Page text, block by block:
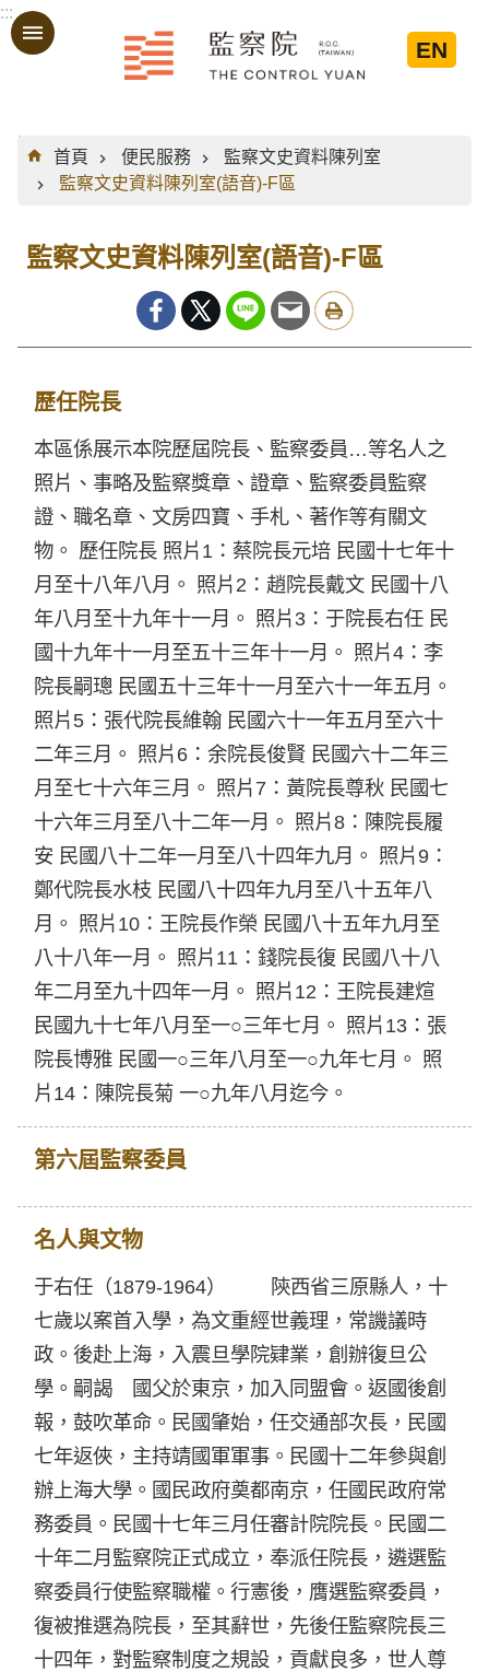
跳到主要內容區塊
:::
EN
:::
首頁
便民服務
監察文史資料陳列室
監察文史資料陳列室(語音)-F區
監察文史資料陳列室(語音)-F區
歷任院長
本區係展示本院歷屆院長、監察委員…等名人之
照片、事略及監察獎章、證章、監察委員監察
證、職名章、文房四寶、手札、著作等有關文
物。 歷任院長 照片1：蔡院長元培 民國十七年十
月至十八年八月。 照片2：趙院長戴文 民國十八
年八月至十九年十一月。 照片3：于院長右任 民
國十九年十一月至五十三年十一月。 照片4：李
院長嗣璁 民國五十三年十一月至六十一年五月。
照片5：張代院長維翰 民國六十一年五月至六十
二年三月。 照片6：余院長俊賢 民國六十二年三
月至七十六年三月。 照片7：黃院長尊秋 民國七
十六年三月至八十二年一月。 照片8：陳院長履
安 民國八十二年一月至八十四年九月。 照片9：
鄭代院長水枝 民國八十四年九月至八十五年八
月。 照片10：王院長作榮 民國八十五年九月至
八十八年一月。 照片11：錢院長復 民國八十八
年二月至九十四年一月。 照片12：王院長建煊
民國九十七年八月至一○三年七月。 照片13：張
院長博雅 民國一○三年八月至一○九年七月。 照
片14：陳院長菊 一○九年八月迄今。
第六屆監察委員
名人與文物
于右任（1879-1964） 陝西省三原縣人，十
七歲以案首入學，為文重經世義理，常譏議時
政。後赴上海，入震旦學院肄業，創辦復旦公
學。嗣謁 國父於東京，加入同盟會。返國後創
報，鼓吹革命。民國肇始，任交通部次長，民國
七年返俠，主持靖國軍軍事。民國十二年參與創
辦上海大學。國民政府奠都南京，任國民政府常
務委員。民國十七年三月任審計院院長。民國二
十年二月監察院正式成立，奉派任院長，遴選監
察委員行使監察職權。行憲後，膺選監察委員，
復被推選為院長，至其辭世，先後任監察院長三
十四年，對監察制度之規設，貢獻良多，世人尊